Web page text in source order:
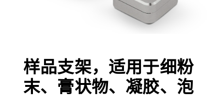
样品支架，适用于细粉
末、膏状物、凝胶、泡